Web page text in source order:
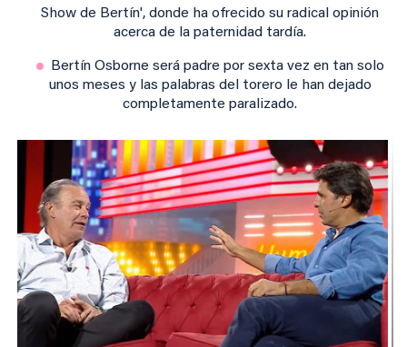
Show de Bertín', donde ha ofrecido su radical opinión
acerca de la paternidad tardía.
Bertín Osborne será padre por sexta vez en tan solo
unos meses y las palabras del torero le han dejado
completamente paralizado.